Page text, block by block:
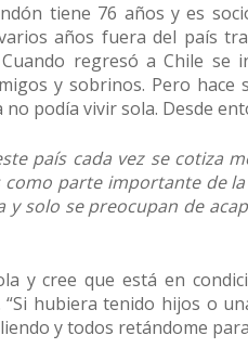
tiene 76 años y es
años fuera del país
regresó a Chile
y sobrinos. Pero hace
no podía vivir sola. Desde
país cada vez se cotiza
parte importante de
y solo se preocupan de
y cree que está en
“Si hubiera tenido hijos o
y todos retándome